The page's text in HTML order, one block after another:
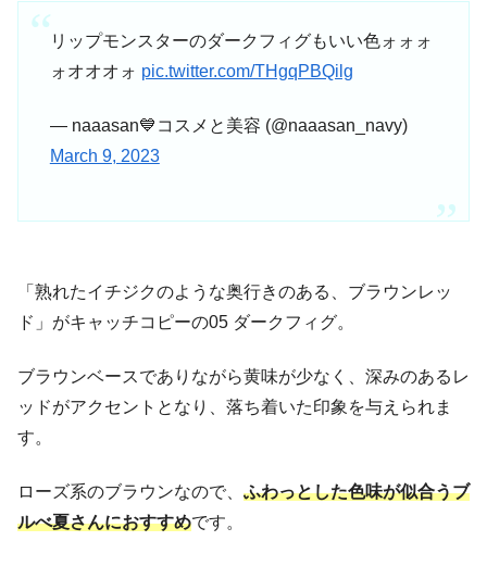
リップモンスターのダークフィグもいい色ォォォ
ォオオオォ pic.twitter.com/THgqPBQilg
— naaasan💙コスメと美容 (@naaasan_navy)
March 9, 2023
「熟れたイチジクのような奥行きのある、ブラウンレッ
ド」がキャッチコピーの05 ダークフィグ。
ブラウンベースでありながら黄味が少なく、深みのあるレ
ッドがアクセントとなり、落ち着いた印象を与えられま
す。
ローズ系のブラウンなので、 ふわっとした色味が似合うブ
ルべ夏さんにおすすめです。